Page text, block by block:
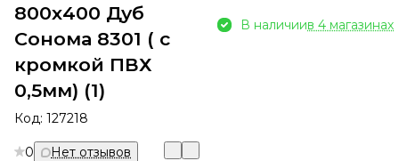
800х400 Дуб
Сонома 8301 ( с
кромкой ПВХ
0,5мм) (1)
Код: 127218
0 Нет отзывов
В наличиив 4 магазинах